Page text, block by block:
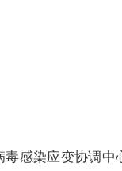
感染应变协调中